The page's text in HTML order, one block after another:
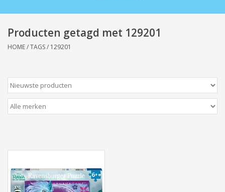
Wonen/koken/huishouden
Wenskaarten
Zeeuws/Streek
Boeken
Producten getagd met 129201
HOME/TAGS/ 129201